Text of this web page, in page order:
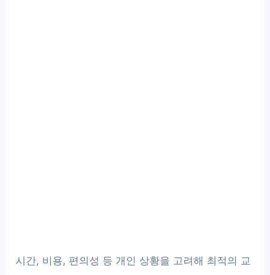
시간, 비용, 편의성 등 개인 상황을 고려해 최적의 교